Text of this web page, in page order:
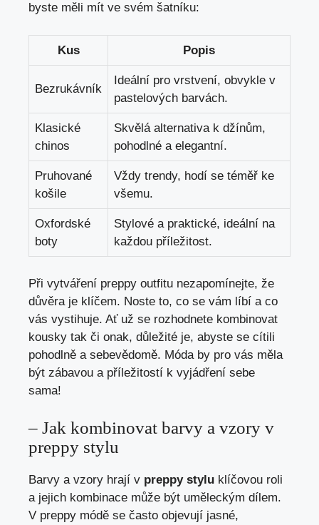
⁣byste měli mít ve svém šatníku:
Kus Popis
Bezrukávník
Ideální pro vrstvení, obvykle v
pastelových barvách.
Klasické​
chinos
Skvělá alternativa k džínům,
pohodlné​ a elegantní.
Pruhované
košile
Vždy​ trendy,⁣ hodí ​se téměř⁤ ke
všemu.
Oxfordské
boty
Stylové a‌ praktické, ⁢ideální ⁣na
každou příležitost.
Při vytváření preppy‌ outfitu nezapomínejte, že
důvěra je klíčem. ⁢Noste⁢ to, co se vám líbí a ‌co
vás vystihuje. Ať⁢ už ⁣se rozhodnete kombinovat
kousky tak či onak, důležité je,‍ abyste se cítili
‌pohodlně a sebevědomě. Móda⁤ by pro vás měla
být zábavou a ​příležitostí⁤ k vyjádření sebe
sama!
– Jak kombinovat barvy a vzory v
preppy stylu
Barvy a⁣ vzory⁢ hrají v preppy stylu ⁤klíčovou roli
a jejich kombinace může být uměleckým ‌dílem.
V preppy módě se často objevují ⁣jasné,